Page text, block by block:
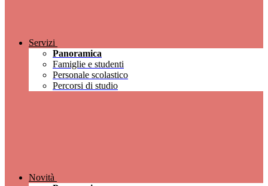
Servizi
Panoramica
Famiglie e studenti
Personale scolastico
Percorsi di studio
Novità